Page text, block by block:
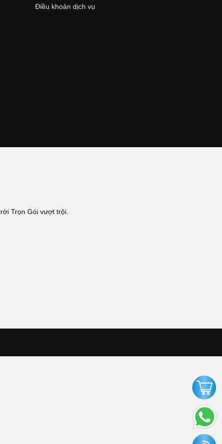
Điều khoản dịch vụ
Trọn Gói vượt trội.